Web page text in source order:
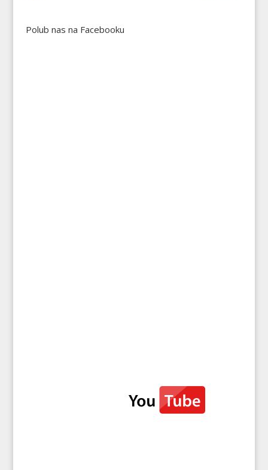
Polub nas na Facebooku